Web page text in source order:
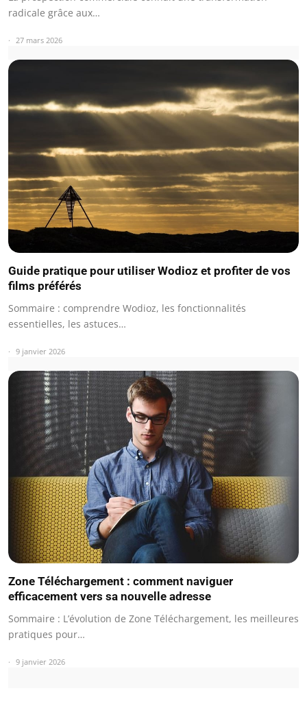
radicale grâce aux…
27 mars 2026
Guide pratique pour utiliser Wodioz et profiter de vos
films préférés
Sommaire : comprendre Wodioz, les fonctionnalités
essentielles, les astuces…
9 janvier 2026
Zone Téléchargement : comment naviguer
efficacement vers sa nouvelle adresse
Sommaire : L’évolution de Zone Téléchargement, les meilleures
pratiques pour…
9 janvier 2026